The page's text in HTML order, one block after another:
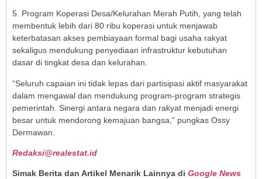
5. Program Koperasi Desa/Kelurahan Merah Putih, yang telah
membentuk lebih dari 80 ribu koperasi untuk menjawab
keterbatasan akses pembiayaan formal bagi usaha rakyat
sekaligus mendukung penyediaan infrastruktur kebutuhan
dasar di tingkat desa dan kelurahan.
“Seluruh capaian ini tidak lepas dari partisipasi aktif masyarakat
dalam mengawal dan mendukung program-program strategis
pemerintah. Sinergi antara negara dan rakyat menjadi energi
besar untuk mendorong kemajuan bangsa,” pungkas Ossy
Dermawan.
Redaksi@realestat.id
Simak Berita dan Artikel Menarik Lainnya di Google News